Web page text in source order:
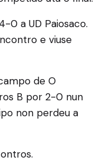
0 a UD Paiosaco.
e viuse
de O
B por 2-0 nun
non perdeu a